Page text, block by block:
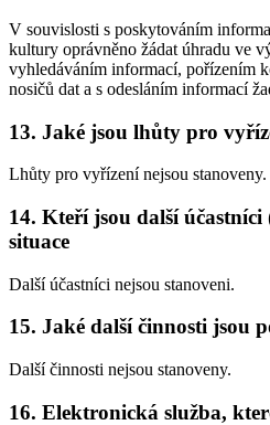
V souvislosti s poskytováním
kultury oprávněno žádat úhradu ve
vyhledáváním informací, pořízením
nosičů dat a s odesláním informací
13. Jaké jsou lhůty pro
Lhůty pro vyřízení nejsou stanoveny.
14. Kteří jsou další účastníci
situace
Další účastníci nejsou stanoveni.
15. Jaké další činnosti jsou
Další činnosti nejsou stanoveny.
16. Elektronická služba,